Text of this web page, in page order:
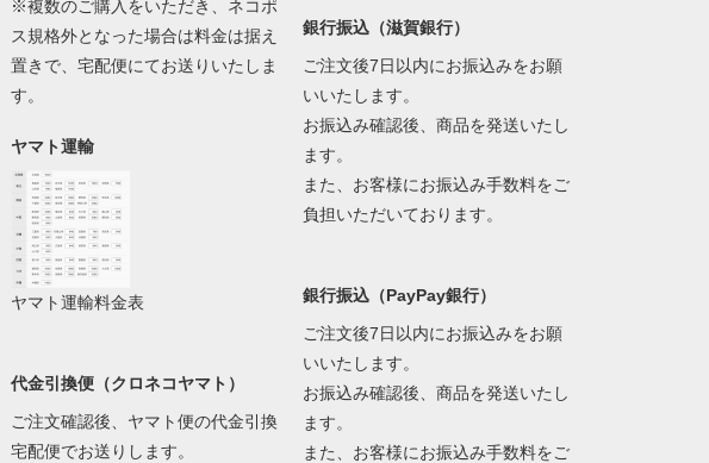
※複数のご購入をいただき、ネコポ
ス規格外となった場合は料金は据え
置きで、宅配便にてお送りいたしま
す。
ヤマト運輸
ヤマト運輸料金表
代金引換便（クロネコヤマト）
ご注文確認後、ヤマト便の代金引換
宅配便でお送りします。
銀行振込（滋賀銀行）
ご注文後7日以内にお振込みをお願
いいたします。
お振込み確認後、商品を発送いたし
ます。
また、お客様にお振込み手数料をご
負担いただいております。
銀行振込（PayPay銀行）
ご注文後7日以内にお振込みをお願
いいたします。
お振込み確認後、商品を発送いたし
ます。
また、お客様にお振込み手数料をご